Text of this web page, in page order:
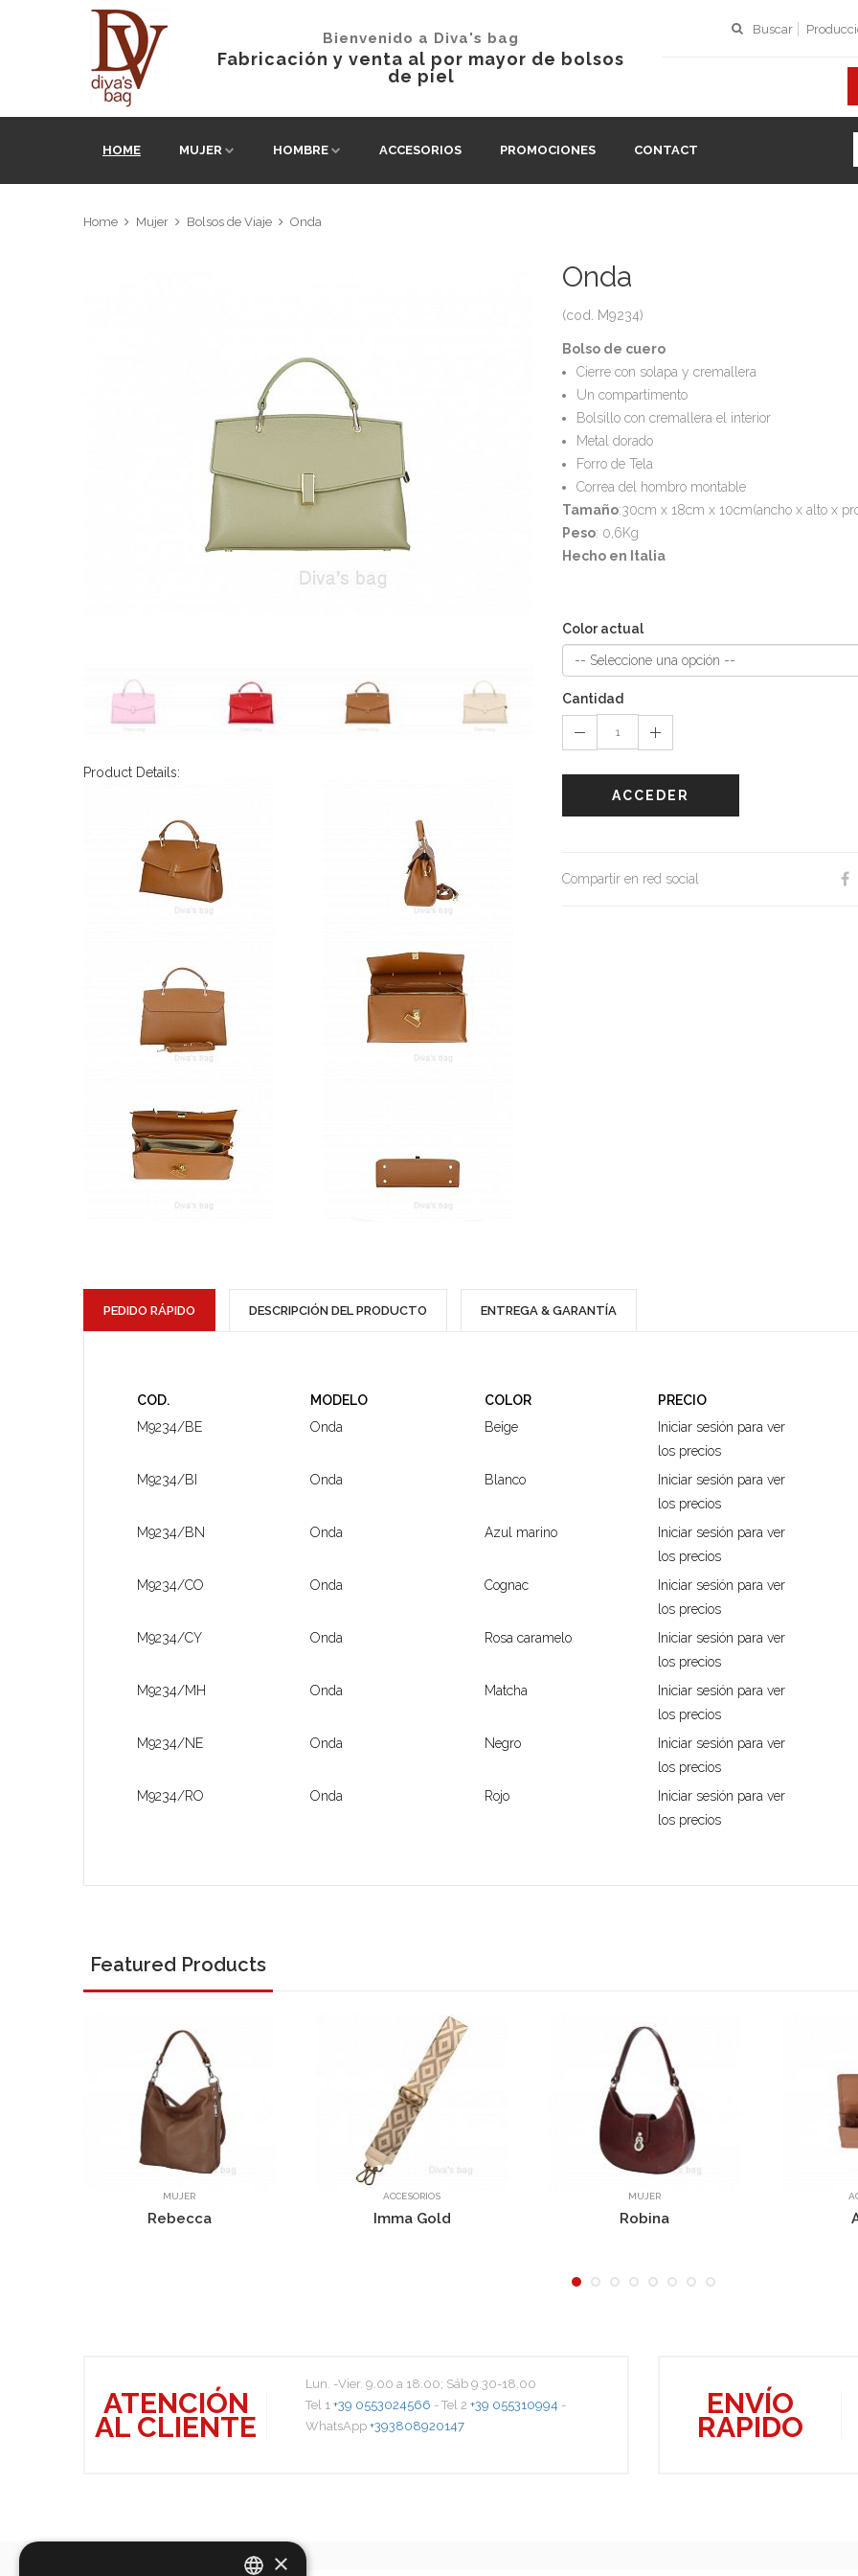
Bienvenido a Diva's bag
Fabricación y venta al por mayor de bolsos
de piel
Buscar
HOME MUJER HOMBRE ACCESORIOS PROMOCIONES CONTACT
Home Mujer Bolsos de Viaje Onda
Product Details:
Onda
(cod. M9234)
Bolso de cuero
Cierre con solapa y cremallera
Un compartimento
Bolsillo con cremallera el interior
Metal dorado
Forro de Tela
Correa del hombro montable
Tamaño:30cm x 18cm x 10cm(ancho x alto x
Peso: 0,6Kg
Hecho en Italia
Color actual
Cantidad
ACCEDER
Compartir en red social
PEDIDO RÁPIDO DESCRIPCIÓN DEL PRODUCTO ENTREGA & GARANTÍA
COD. MODELO COLOR
PRECIO
M9234/BE
Onda Beige
Iniciar sesión para ver
los precios
M9234/BI
Onda Blanco
Iniciar sesión para ver
los precios
M9234/BN
Onda Azul marino
Iniciar sesión para ver
los precios
M9234/CO
Onda Cognac
Iniciar sesión para ver
los precios
M9234/CY
Onda Rosa caramelo
Iniciar sesión para ver
los precios
M9234/MH
Onda Matcha
Iniciar sesión para ver
los precios
M9234/NE
Onda Negro
Iniciar sesión para ver
los precios
M9234/RO
Onda Rojo
Iniciar sesión para ver
los precios
Featured Products
Rebecca
ACCESORIOS
Imma Gold Robina
ATENCIÓN
AL CLIENTE
Lun. -Vier. 9.00 a 18.00; Sáb 9.30-18.00
Tel 1 +39 0553024566 - Tel 2 +39 055310994 -
WhatsApp +393808920147
ENVÍO
RAPIDO
×